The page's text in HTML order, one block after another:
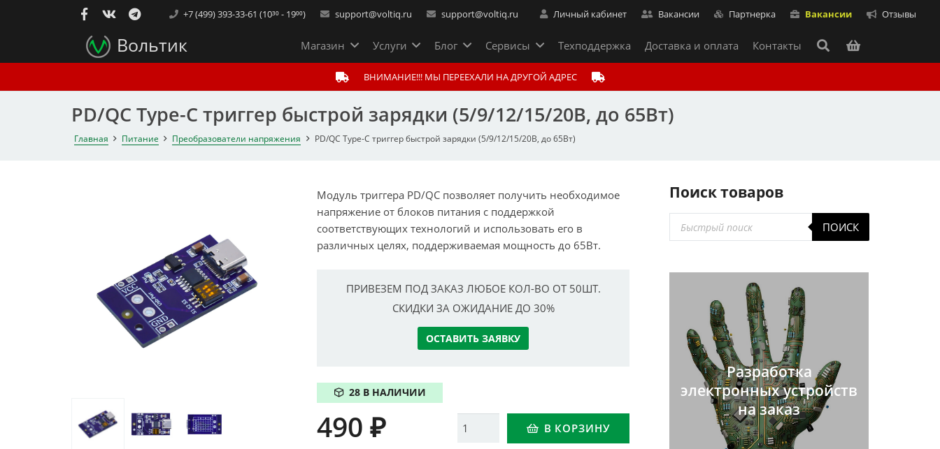
+7 (499) 393-33-61 (10³⁰ - 19⁰⁰) support@voltiq.ru support@voltiq.ru Личный кабинет Вакансии Партнерка Вакансии Отзывы
Вольтик Магазин Услуги Блог Сервисы Техподдержка Доставка и оплата Контакты
ВНИМАНИЕ!!! МЫ ПЕРЕЕХАЛИ НА ДРУГОЙ АДРЕС
PD/QC Type-C триггер быстрой зарядки (5/9/12/15/20В, до 65Вт)
Главная Питание Преобразователи напряжения PD/QC Type-C триггер быстрой зарядки (5/9/12/15/20В, до 65Вт)
Модуль триггера PD/QC позволяет получить необходимое
напряжение от блоков питания с поддержкой
соответствующих технологий и использовать его в
различных целях, поддерживаемая мощность до 65Вт.
ПРИВЕЗЕМ ПОД ЗАКАЗ ЛЮБОЕ КОЛ-ВО ОТ 50ШТ.
СКИДКИ ЗА ОЖИДАНИЕ ДО 30%
ОСТАВИТЬ ЗАЯВКУ
28 В НАЛИЧИИ
Количество В КОРЗИНУ
490₽
Поиск товаров
Поиск
товаров
ПОИСК
Разработка
электронных устройств
на заказ